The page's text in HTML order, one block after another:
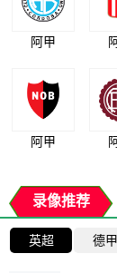
阿甲
阿甲
录像推荐
英超 德甲